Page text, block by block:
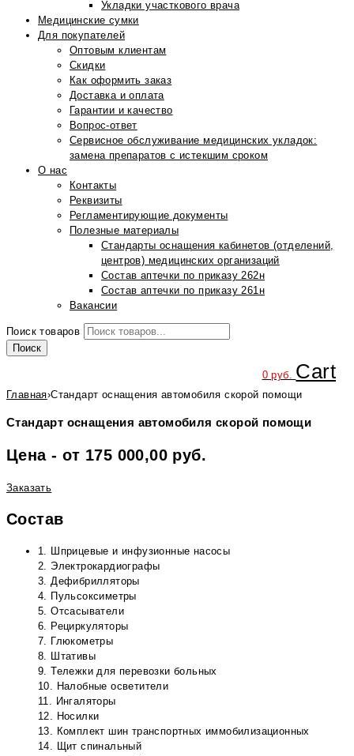
Укладки участкового врача
Медицинские сумки
Для покупателей
Оптовым клиентам
Скидки
Как оформить заказ
Доставка и оплата
Гарантии и качество
Вопрос-ответ
Сервисное обслуживание медицинских укладок:
замена препаратов с истекшим сроком
О нас
Контакты
Реквизиты
Регламентирующие документы
Полезные материалы
Стандарты оснащения кабинетов (отделений,
центров) медицинских организаций
Состав аптечки по приказу 262н
Состав аптечки по приказу 261н
Вакансии
Поиск товаров
Поиск
0руб. Cart
Главная›Стандарт оснащения автомобиля скорой помощи
Стандарт оснащения автомобиля скорой помощи
Цена - от 175 000,00 руб.
Заказать
Состав
1. Шприцевые и инфузионные насосы
2. Электрокардиографы
3. Дефибрилляторы
4. Пульсоксиметры
5. Отсасыватели
6. Рециркуляторы
7. Глюкометры
8. Штативы
9. Тележки для перевозки больных
10. Налобные осветители
11. Ингаляторы
12. Носилки
13. Комплект шин транспортных иммобилизационных
14. Щит спинальный